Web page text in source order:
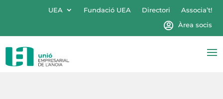
UEA Fundació UEA Directori
Associa’t!
Àrea socis